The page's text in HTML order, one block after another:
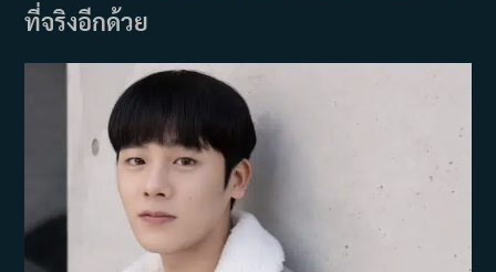
ที่จริงอีกด้วย